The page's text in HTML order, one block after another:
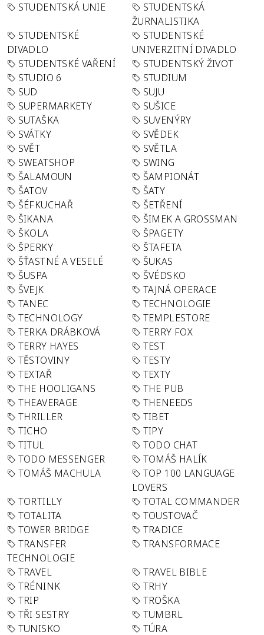
STUDENTSKÁ UNIE
STUDENTSKÁ
ŽURNALISTIKA
STUDENTSKÉ
DIVADLO
STUDENTSKÉ
UNIVERZITNÍ DIVADLO
STUDENTSKÉ VAŘENÍ
STUDENTSKÝ ŽIVOT
STUDIO 6
STUDIUM
SUD
SUJU
SUPERMARKETY
SUŠICE
SUTAŠKA
SUVENÝRY
SVÁTKY
SVĚDEK
SVĚT
SVĚTLA
SWEATSHOP
SWING
ŠALAMOUN
ŠAMPIONÁT
ŠATOV
ŠATY
ŠÉFKUCHAŘ
ŠETŘENÍ
ŠIKANA
ŠIMEK A GROSSMAN
ŠKOLA
ŠPAGETY
ŠPERKY
ŠTAFETA
ŠŤASTNÉ A VESELÉ
ŠUKAS
ŠUSPA
ŠVÉDSKO
ŠVEJK
TAJNÁ OPERACE
TANEC
TECHNOLOGIE
TECHNOLOGY
TEMPLESTORE
TERKA DRÁBKOVÁ
TERRY FOX
TERRY HAYES
TEST
TĚSTOVINY
TESTY
TEXTAŘ
TEXTY
THE HOOLIGANS
THE PUB
THEAVERAGE
THENEEDS
THRILLER
TIBET
TICHO
TIPY
TITUL
TODO CHAT
TODO MESSENGER
TOMÁŠ HALÍK
TOMÁŠ MACHULA
TOP 100 LANGUAGE
LOVERS
TORTILLY
TOTAL COMMANDER
TOTALITA
TOUSTOVAČ
TOWER BRIDGE
TRADICE
TRANSFER
TECHNOLOGIE
TRANSFORMACE
TRAVEL
TRAVEL BIBLE
TRÉNINK
TRHY
TRIP
TROŠKA
TŘI SESTRY
TUMBRL
TUNISKO
TÚRA